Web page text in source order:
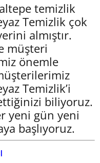
temizlik
Temizlik çok
almıştır.
müşteri
önemle
Temizlik’i
biliyoruz.
yeni gün yeni
başlıyoruz.